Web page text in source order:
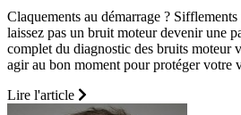
Claquements au démarrage ?
laissez pas un bruit moteur devenir une
complet du diagnostic des bruits moteur
agir au bon moment pour protéger votre
Lire l'article